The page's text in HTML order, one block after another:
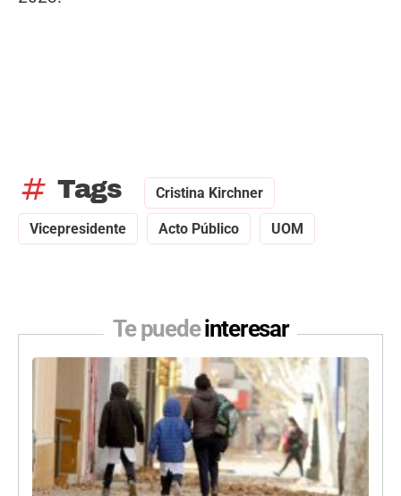
tag Tags Cristina Kirchner
Vicepresidente Acto Público UOM
Te puedeinteresar